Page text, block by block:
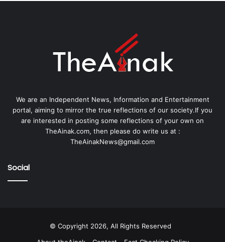
We are an Independent News, Information and Entertainment
portal, aiming to mirror the true reflections of our society.If you
are interested in posting some reflections of your own on
TheAinak.com, then please do write us at :
TheAinakNews@gmail.com
Social
© Copyright 2026, All Rights Reserved